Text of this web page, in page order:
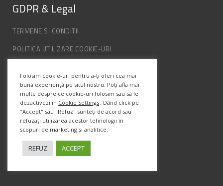
GDPR & Legal
TERMENE SI CONDITII
POLITICA UTILIZARE COOKIE-URI
ANPC
Info Contact
Str. Semenic, Nr.1, Ap.5, Timisoara.
Telefon:(+4) 0747 066 701
Folosim cookie-uri pentru a-ți oferi cea mai
bună experiență pe situl nostru. Poți afla mai
multe despre ce cookie-uri folosim sau să le
dezactivezi în Cookie Settings . Dând click pe
"Accept" sau "Refuz" sunteți de acord sau
refuzați utilizarea acestor tehnologii în
scopuri de marketing și analitice.
REFUZ ACCEPT